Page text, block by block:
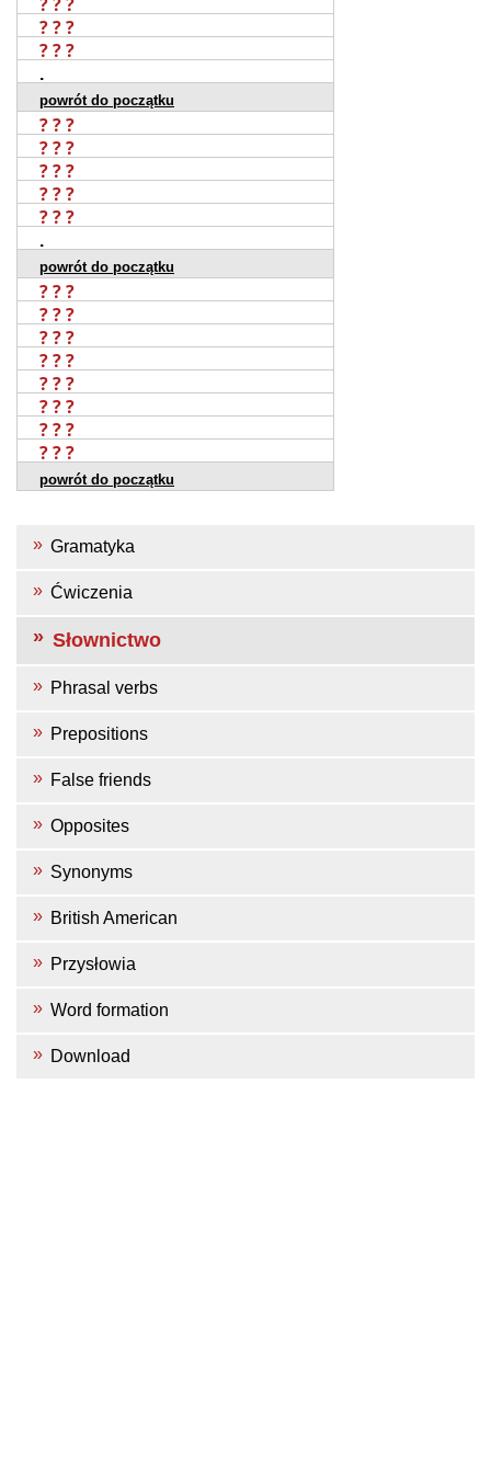
? ? ?
? ? ?
.
powrót do początku
? ? ?
? ? ?
? ? ?
? ? ?
? ? ?
.
powrót do początku
? ? ?
? ? ?
? ? ?
? ? ?
? ? ?
? ? ?
? ? ?
? ? ?
powrót do początku
Gramatyka
Ćwiczenia
Słownictwo
Phrasal verbs
Prepositions
False friends
Opposites
Synonyms
British American
Przysłowia
Word formation
Download